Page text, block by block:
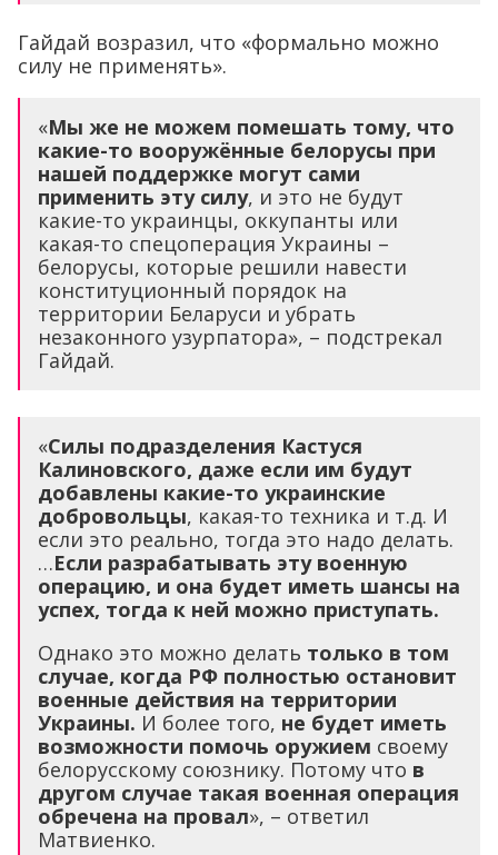
Гайдай возразил, что «формально можно
силу не применять».
«Мы же не можем помешать тому, что
какие-то вооружённые белорусы при
нашей поддержке могут сами
применить эту силу, и это не будут
какие-то украинцы, оккупанты или
какая-то спецоперация Украины –
белорусы, которые решили навести
конституционный порядок на
территории Беларуси и убрать
незаконного узурпатора», – подстрекал
Гайдай.
«Силы подразделения Кастуся
Калиновского, даже если им будут
добавлены какие-то украинские
добровольцы, какая-то техника и т.д. И
если это реально, тогда это надо делать.
…Если разрабатывать эту военную
операцию, и она будет иметь шансы на
успех, тогда к ней можно приступать.
Однако это можно делать только в том
случае, когда РФ полностью остановит
военные действия на территории
Украины. И более того, не будет иметь
возможности помочь оружием своему
белорусскому союзнику. Потому что в
другом случае такая военная операция
обречена на провал», – ответил
Матвиенко.